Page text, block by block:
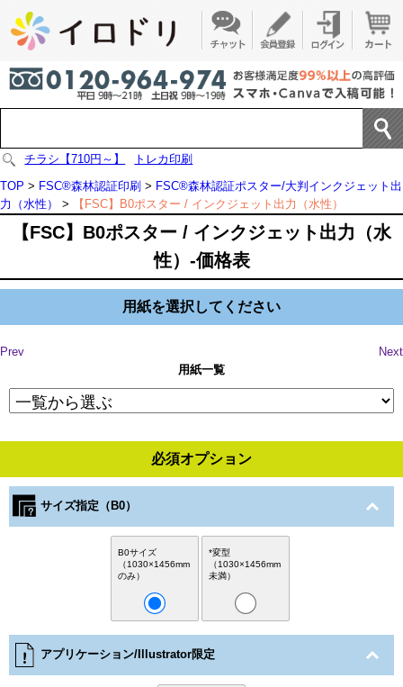
チラシ【710円～】
トレカ印刷
TOP > FSC®森林認証印刷 > FSC®森林認証ポスター/大判インクジェット出
力（水性）
> 【FSC】B0ポスター / インクジェット出力（水性）
【FSC】B0ポスター / インクジェット出力（水
性）-価格表
用紙を選択してください
Prev
Next
用紙一覧
必須オプション
サイズ指定（B0）
B0サイズ
（1030×1456mm
のみ）
*変型
（1030×1456mm
未満）
アプリケーション/Illustrator限定